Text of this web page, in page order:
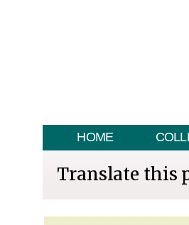
HOME
Translate this